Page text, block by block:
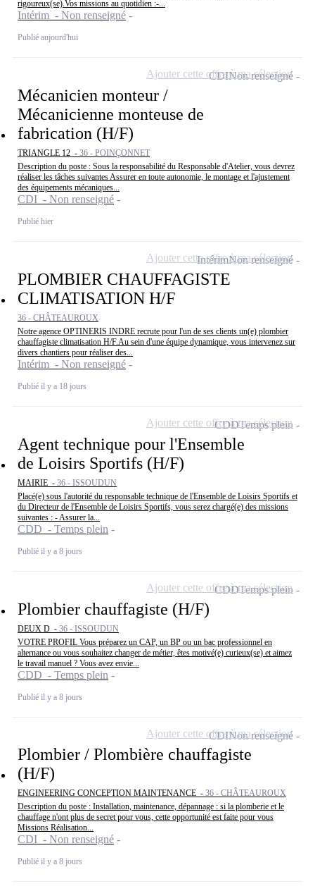
rigoureux(se).Vos missions au quotidien :-...
Intérim - Non renseigné
Publié aujourd'hui
Mécanicien monteur /
Mécanicienne monteuse de
fabrication (H/F)
TRIANGLE 12 - 36 - POINÇONNET
Description du poste : Sous la responsabilité du Responsable d'Atelier, vous devrez
réaliser les tâches suivantes Assurer en toute autonomie, le montage et l'ajustement
des équipements mécaniques...
CDI - Non renseigné
Publié hier
CDINon renseigné
Ajouter cette offre à ma sélection
PLOMBIER CHAUFFAGISTE
CLIMATISATION H/F
36 - CHÂTEAUROUX
Notre agence OPTINERIS INDRE recrute pour l'un de ses clients un(e) plombier
chauffagiste climatisation H/F.Au sein d'une équipe dynamique, vous intervenez sur
divers chantiers pour réaliser des...
Intérim - Non renseigné
Publié il y a 18 jours
IntérimNon renseigné
Ajouter cette offre à ma sélection
Agent technique pour l'Ensemble
de Loisirs Sportifs (H/F)
MAIRIE - 36 - ISSOUDUN
Placé(e) sous l'autorité du responsable technique de l'Ensemble de Loisirs Sportifs et
du Directeur de l'Ensemble de Loisirs Sportifs, vous serez chargé(e) des missions
suivantes : - Assurer la...
CDD - Temps plein
Publié il y a 8 jours
CDDTemps plein
Ajouter cette offre à ma sélection
Plombier chauffagiste (H/F)
DEUX D - 36 - ISSOUDUN
VOTRE PROFIL Vous préparez un CAP, un BP ou un bac professionnel en
alternance ou vous souhaitez changer de métier, êtes motivé(e) curieux(se) et aimez
le travail manuel ? Vous avez envie...
CDD - Temps plein
Publié il y a 8 jours
CDDTemps plein
Ajouter cette offre à ma sélection
Plombier / Plombière chauffagiste
(H/F)
ENGINEERING CONCEPTION MAINTENANCE - 36 - CHÂTEAUROUX
Description du poste : Installation, maintenance, dépannage : si la plomberie et le
chauffage n'ont plus de secret pour vous, cette opportunité est faite pour vous
Missions Réalisation...
CDI - Non renseigné
Publié il y a 8 jours
CDINon renseigné
Ajouter cette offre à ma sélection